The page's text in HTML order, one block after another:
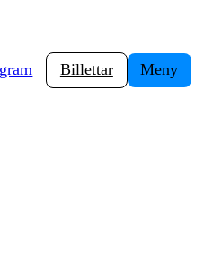
Billettar Meny